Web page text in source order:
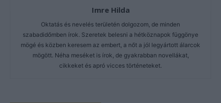
Imre Hilda
Oktatás és nevelés területén dolgozom, de minden
szabadidőmben írok. Szeretek belesni a hétköznapok függönye
mögé és közben keresem az embert, a nőt a jól legyártott álarcok
mögött. Néha meséket is írok, de gyakrabban novellákat,
cikkeket és apró vicces történeteket.